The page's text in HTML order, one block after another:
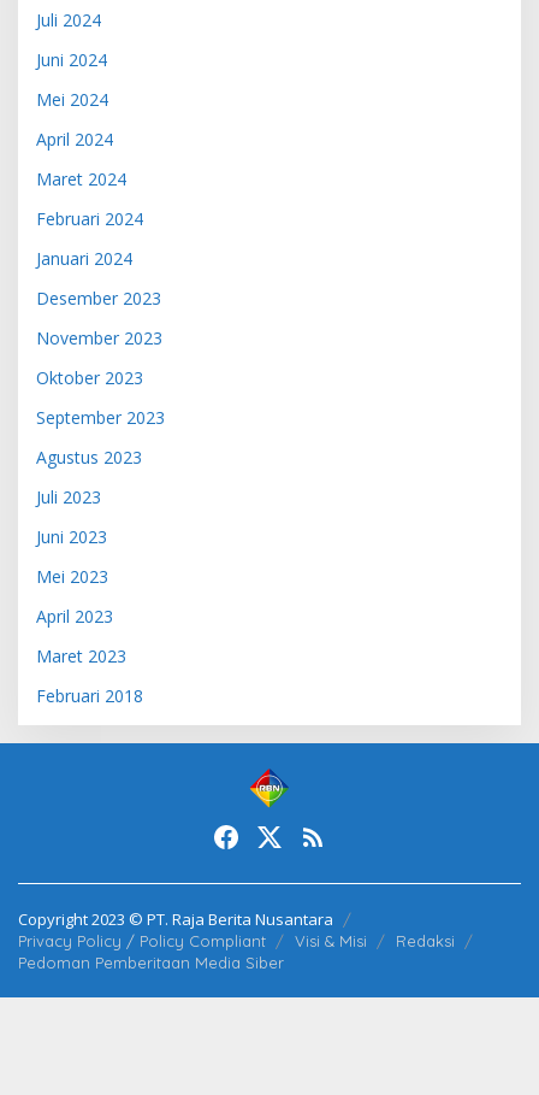
Juli 2024
Juni 2024
Mei 2024
April 2024
Maret 2024
Februari 2024
Januari 2024
Desember 2023
November 2023
Oktober 2023
September 2023
Agustus 2023
Juli 2023
Juni 2023
Mei 2023
April 2023
Maret 2023
Februari 2018
Copyright 2023 © PT. Raja Berita Nusantara
Privacy Policy / Policy Compliant Visi & Misi
Redaksi
Pedoman Pemberitaan Media Siber